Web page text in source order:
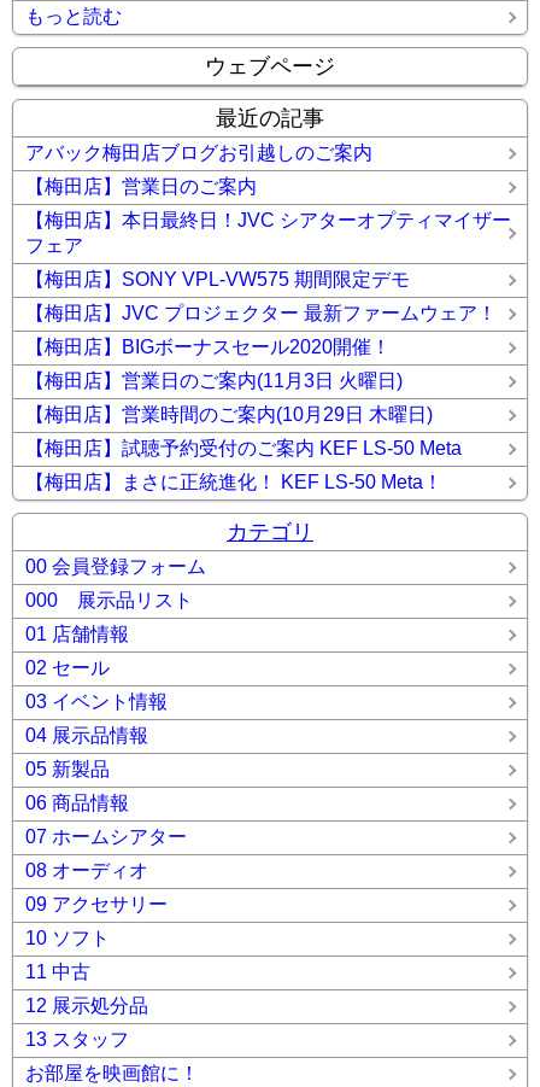
もっと読む
ウェブページ
最近の記事
アバック梅田店ブログお引越しのご案内
【梅田店】営業日のご案内
【梅田店】本日最終日！JVC シアターオプティマイザー
フェア
【梅田店】SONY VPL-VW575 期間限定デモ
【梅田店】JVC プロジェクター 最新ファームウェア！
【梅田店】BIGボーナスセール2020開催！
【梅田店】営業日のご案内(11月3日 火曜日)
【梅田店】営業時間のご案内(10月29日 木曜日)
【梅田店】試聴予約受付のご案内 KEF LS-50 Meta
【梅田店】まさに正統進化！ KEF LS-50 Meta！
カテゴリ
00 会員登録フォーム
000 展示品リスト
01 店舗情報
02 セール
03 イベント情報
04 展示品情報
05 新製品
06 商品情報
07 ホームシアター
08 オーディオ
09 アクセサリー
10 ソフト
11 中古
12 展示処分品
13 スタッフ
お部屋を映画館に！